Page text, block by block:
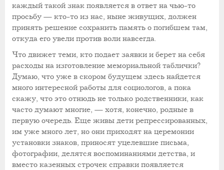
каждый такой знак появляется в ответ на чью-то
просьбу — кто-то из нас, ныне живущих, должен
принять решение сохранить память о погибшем там,
откуда его увели против воли навсегда.
Что движет теми, кто подает заявки и берет на себя
расходы на изготовление мемориальной таблички?
Думаю, что уже в скором будущем здесь найдется
много интересной работы для социологов, а пока
скажу, что это отнюдь не только родственники, как
часто думают многие, — хотя, конечно, родные в
первую очередь. Еще живы дети репрессированных,
им уже много лет, но они приходят на церемонии
установки знаков, приносят уцелевшие письма,
фотографии, делятся воспоминаниями детства, и
вместо казенных строчек справки появляется